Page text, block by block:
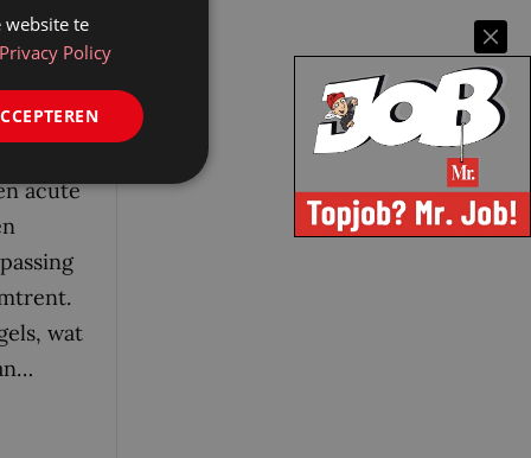
acute
wat
website te
Privacy Policy